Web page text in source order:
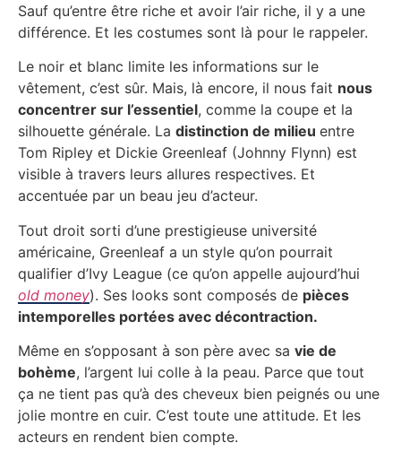
Sauf qu’entre être riche et avoir l’air riche, il y a une
différence. Et les costumes sont là pour le rappeler.
Le noir et blanc limite les informations sur le
vêtement, c’est sûr. Mais, là encore, il nous fait nous
concentrer sur l’essentiel, comme la coupe et la
silhouette générale. La distinction de milieu entre
Tom Ripley et Dickie Greenleaf (Johnny Flynn) est
visible à travers leurs allures respectives. Et
accentuée par un beau jeu d’acteur.
Tout droit sorti d’une prestigieuse université
américaine, Greenleaf a un style qu’on pourrait
qualifier d’Ivy League (ce qu’on appelle aujourd’hui
old money). Ses looks sont composés de pièces
intemporelles portées avec décontraction.
Même en s’opposant à son père avec sa vie de
bohème, l’argent lui colle à la peau. Parce que tout
ça ne tient pas qu’à des cheveux bien peignés ou une
jolie montre en cuir. C’est toute une attitude. Et les
acteurs en rendent bien compte.